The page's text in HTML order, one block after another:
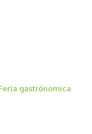
gastrónomica